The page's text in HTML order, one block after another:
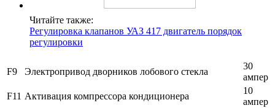
Читайте также:
Регулировка клапанов УАЗ 417 двигатель порядок
регулировки
F9 Электропривод дворников лобового стекла
30
ампер
F11 Активация компрессора кондиционера
10
ампер